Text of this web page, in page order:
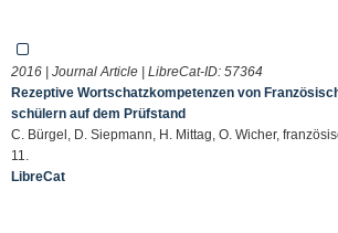
2016 | Journal Article | LibreCat-ID: 57364
Rezeptive Wortschatzkompetenzen von
schülern auf dem Prüfstand
C. Bürgel, D. Siepmann, H. Mittag, O. Wicher,
11.
LibreCat